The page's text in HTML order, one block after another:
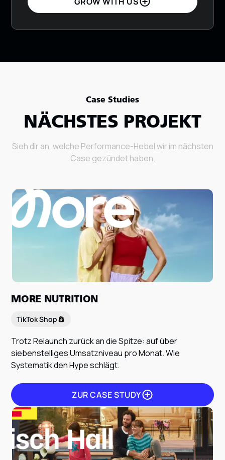
Case Studies
NÄCHSTES PROJEKT
Sieh dir an, welche Performance-Hebel wir im nächsten
Case gezündet haben.
ZUR CASE STUDY
MORE NUTRITION
TikTok Shop
Trotz Relaunch zurück an die Spitze: auf über
siebenstelliges Umsatzniveau pro Monat. Wie
Systematik den Hype schlägt.
ZUR CASE STUDY
ZUR CASE STUDY